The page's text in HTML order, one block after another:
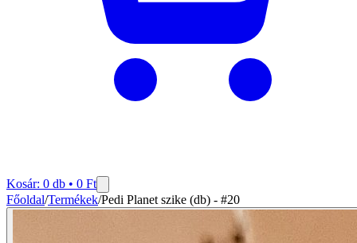
Kosár: 0 db • 0 Ft
Főoldal/Termékek/Pedi Planet szike (db) - #20